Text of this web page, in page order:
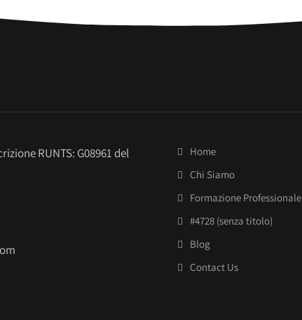
RUNTS: G08961 del
Home
Chi Siamo
Formazione Professionale
#4728 (senza titolo)
Blog
Contact Us